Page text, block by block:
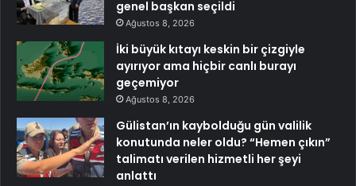
genel başkan seçildi
Ağustos 8, 2026
İki büyük kıtayı keskin bir çizgiyle
ayırıyor ama hiçbir canlı burayı
geçemiyor
Ağustos 8, 2026
Gülistan’ın kaybolduğu gün valilik
konutunda neler oldu? “Hemen çıkın”
talimatı verilen hizmetli her şeyi
anlattı